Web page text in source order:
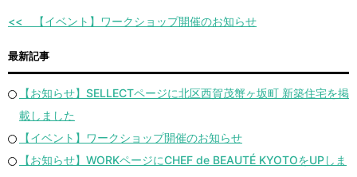
【イベント】ワークショップ開催のお知らせ
最新記事
【お知らせ】SELLECTページに北区西賀茂蟹ヶ坂町 新築住宅を掲
載しました
【イベント】ワークショップ開催のお知らせ
【お知らせ】WORKページにCHEF de BEAUTÉ KYOTOをUPしま